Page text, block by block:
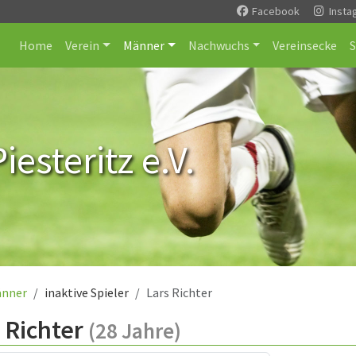
Facebook
Home Verein Männer Nachwuchs Vereinsecke
e.V.
inaktive Spieler Lars Richter
Richter (28 Jahre)